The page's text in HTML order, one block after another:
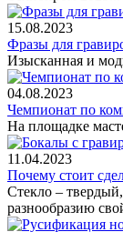
15.08.2023
Фразы для
Изысканная и
04.08.2023
Чемпионат по
На площадке
11.04.2023
Почему стоит
Стекло –
разнообразию